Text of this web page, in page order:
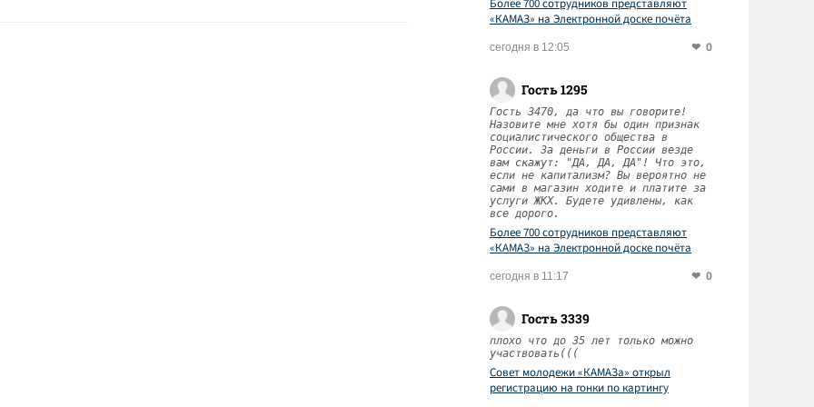
Более 700 сотрудников представляют
«КАМАЗ» на Электронной доске почёта
сегодня в 12:05 0
Гость 1295
Гость 3470, да что вы говорите!
Назовите мне хотя бы один признак
социалистического общества в
России. За деньги в России везде
вам скажут: "ДА, ДА, ДА"! Что это,
если не капитализм? Вы вероятно не
сами в магазин ходите и платите за
услуги ЖКХ. Будете удивлены, как
все дорого.
Более 700 сотрудников представляют
«КАМАЗ» на Электронной доске почёта
сегодня в 11:17 0
Гость 3339
плохо что до 35 лет только можно
участвовать(((
Совет молодежи «КАМАЗа» открыл
регистрацию на гонки по картингу